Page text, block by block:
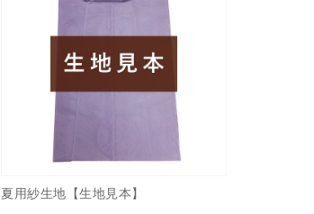
夏用紗生地【生地見本】